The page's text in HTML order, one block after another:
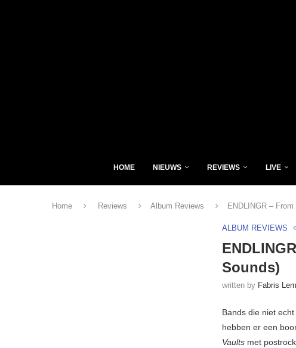
HOME NIEUWS REVIEWS LIVE
Home Reviews Album Reviews ENDLINGR –
ALBUM REVIEWS
Sounds)
written by Fabris
Bands die niet
hebben er een
Vaults met